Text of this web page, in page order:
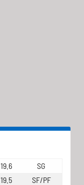
19.6
SG
19.5
SF/PF